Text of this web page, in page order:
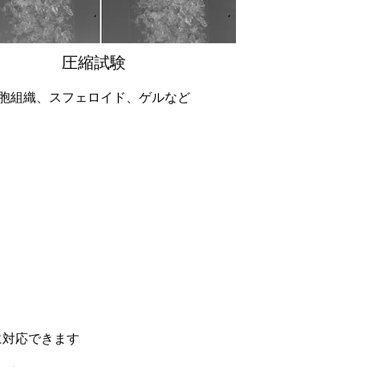
圧縮試験
組織、スフェロイド、ゲルなど
応できます